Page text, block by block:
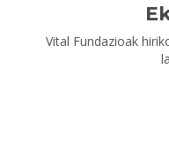
Vital Fundazioak